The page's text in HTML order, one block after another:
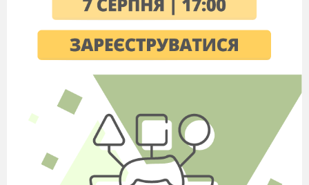
витрачає на миття трьох голів?
За одну хвилину Тетянка встигає
зробити 5вправ для красивої
постави. Скільки вправ вона зро
Після того, як
тіла кожного дня по 6 хвилин, вона переста­
відчувати втому. Скільки часу на тиждень
витрачає на самомасаж?
Для поліпшення роботи серця
бабусяз'їдає
щодня